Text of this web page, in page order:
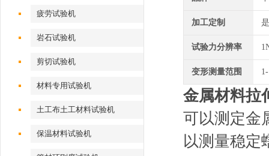
疲劳试验机
岩石试验机
剪切试验机
材料专用试验机
土工布土工材料试验机
保温材料试验机
加工定制 是
试验力分辨率
变形测量范围
金属材料拉
可以测定金
以测量稳定